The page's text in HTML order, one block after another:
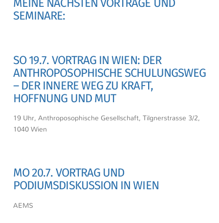
MEINE NÄCHSTEN VORTRÄGE UND
SEMINARE:
SO 19.7. VORTRAG IN WIEN: DER
ANTHROPOSOPHISCHE SCHULUNGSWEG
– DER INNERE WEG ZU KRAFT,
HOFFNUNG UND MUT
19 Uhr, Anthroposophische Gesellschaft, Tilgnerstrasse 3/2,
1040 Wien
MO 20.7. VORTRAG UND
PODIUMSDISKUSSION IN WIEN
AEMS